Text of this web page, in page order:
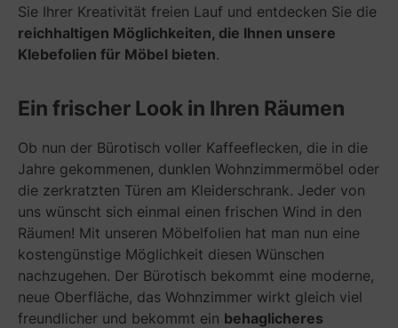
Sie Ihrer Kreativität freien Lauf und entdecken Sie die
reichhaltigen Möglichkeiten, die Ihnen unsere
Klebefolien für Möbel bieten.
Ein frischer Look in Ihren Räumen
Ob nun der Bürotisch voller Kaffeeflecken, die in die
Jahre gekommenen, dunklen Wohnzimmermöbel oder
die zerkratzten Türen am Kleiderschrank. Jeder von
uns wünscht sich einmal einen frischen Wind in den
Räumen! Mit unseren Möbelfolien hat man nun eine
kostengünstige Möglichkeit diesen Wünschen
nachzugehen. Der Bürotisch bekommt eine moderne,
neue Oberfläche, das Wohnzimmer wirkt gleich viel
freundlicher und bekommt ein behaglicheres